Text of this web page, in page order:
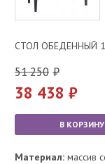
СТОЛ ОБЕДЕННЫЙ
51 250
38 438
В КОРЗИНУ
Материал: массив